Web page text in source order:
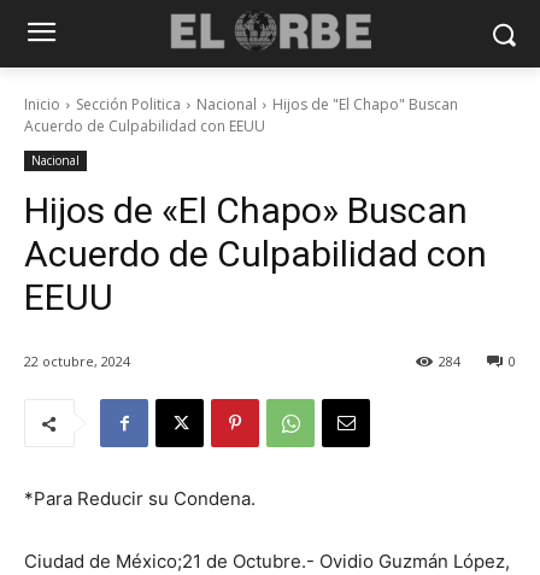
Inicio Sección Politica Nacional
Hijos de "El Chapo" Buscan
Acuerdo de Culpabilidad con EEUU
Nacional
Hijos de «El Chapo» Buscan
Acuerdo de Culpabilidad con
EEUU
22 octubre, 2024 0
284
*Para Reducir su Condena.
Ciudad de México;21 de Octubre.- Ovidio Guzmán López,